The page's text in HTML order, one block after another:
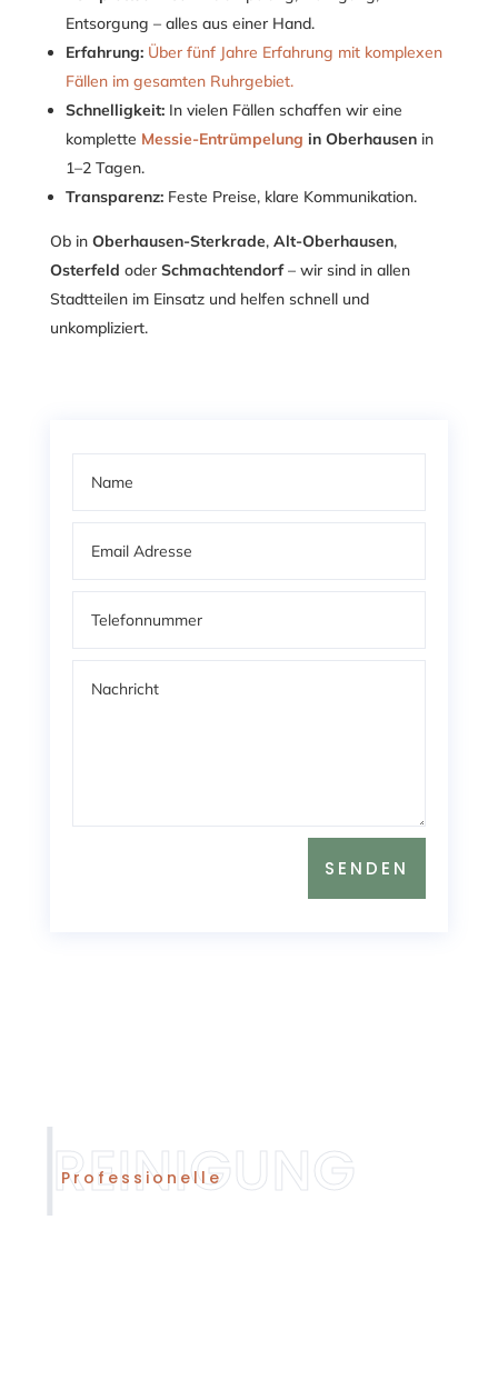
Entsorgung – alles aus einer Hand.
Erfahrung: Über fünf Jahre Erfahrung mit komplexen
Fällen im gesamten Ruhrgebiet.
Schnelligkeit:In vielen Fällen schaffen wir eine
komplette Messie-Entrümpelung in Oberhausenin
1–2 Tagen.
Transparenz:Feste Preise, klare Kommunikation.
Ob in Oberhausen-Sterkrade, Alt-Oberhausen,
Osterfeld oder Schmachtendorf– wir sind in allen
Stadtteilen im Einsatz und helfen schnell und
unkompliziert.
SENDEN
Professionelle